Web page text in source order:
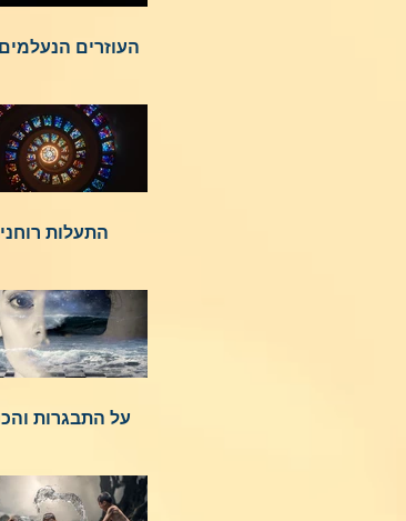
העוזרים
התעלות
על התבגרות